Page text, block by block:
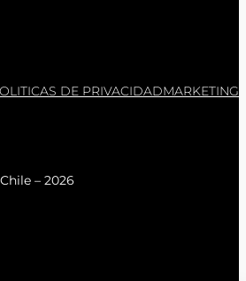
DE PRIVACIDADMARKETING
– 2026